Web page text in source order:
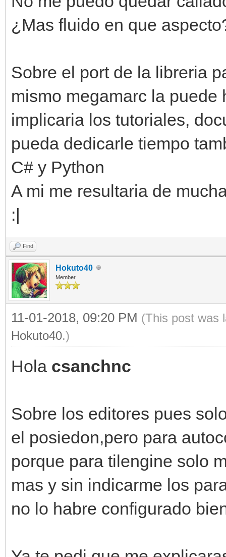
¿Mas fluido en que
Sobre el port de la libreria
mismo megamarc la puede
implicaria los tutoriales,
pueda dedicarle tiempo
C# y Python
A mi me resultaria de
:|
Find
Hokuto40
Member
11-01-2018, 09:20 PM (This post was
Hokuto40.)
Hola csanchnc
Sobre los editores pues
el posiedon,pero para
porque para tilengine solo
mas y sin indicarme los
no lo habre configurado